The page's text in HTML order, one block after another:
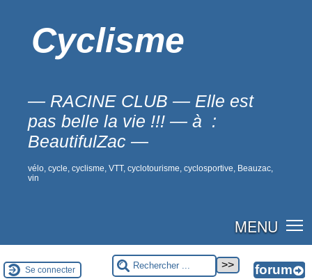
Cyclisme
— RACINE CLUB — Elle est
pas belle la vie !!! — à :
BeautifulZac —
vélo, cycle, cyclisme, VTT, cyclotourisme, cyclosportive, Beauzac,
vin
MENU
Se connecter